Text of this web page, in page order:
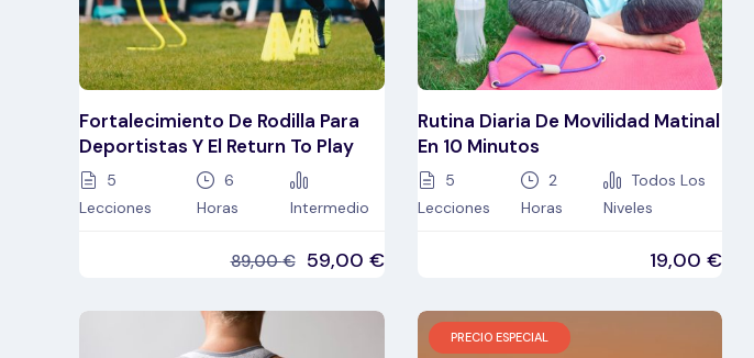
Fortalecimiento De Rodilla Para
Deportistas Y El Return To Play
5
Lecciones
6
Horas
Intermedio
89,00€ 59,00 €
Rutina Diaria De Movilidad Matinal
En 10 Minutos
5
Lecciones
2
Horas
Todos Los
Niveles
19,00 €
PRECIO ESPECIAL